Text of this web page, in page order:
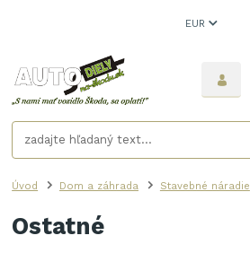
EUR
Úvod Dom a záhrada Stavebné náradie
Ostatné